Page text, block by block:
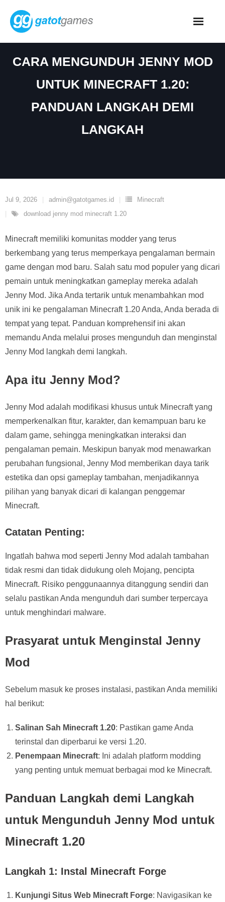
content
CARA MENGUNDUH JENNY MOD
UNTUK MINECRAFT 1.20:
PANDUAN LANGKAH DEMI
LANGKAH
Jul 9, 2026 admin@gatotgames.id
Minecraft
download jenny mod minecraft 1.20
Minecraft memiliki komunitas modder yang terus
berkembang yang terus memperkaya pengalaman bermain
game dengan mod baru. Salah satu mod populer yang dicari
pemain untuk meningkatkan gameplay mereka adalah
Jenny Mod. Jika Anda tertarik untuk menambahkan mod
unik ini ke pengalaman Minecraft 1.20 Anda, Anda berada di
tempat yang tepat. Panduan komprehensif ini akan
memandu Anda melalui proses mengunduh dan menginstal
Jenny Mod langkah demi langkah.
Apa itu Jenny Mod?
Jenny Mod adalah modifikasi khusus untuk Minecraft yang
memperkenalkan fitur, karakter, dan kemampuan baru ke
dalam game, sehingga meningkatkan interaksi dan
pengalaman pemain. Meskipun banyak mod menawarkan
perubahan fungsional, Jenny Mod memberikan daya tarik
estetika dan opsi gameplay tambahan, menjadikannya
pilihan yang banyak dicari di kalangan penggemar
Minecraft.
Catatan Penting:
Ingatlah bahwa mod seperti Jenny Mod adalah tambahan
tidak resmi dan tidak didukung oleh Mojang, pencipta
Minecraft. Risiko penggunaannya ditanggung sendiri dan
selalu pastikan Anda mengunduh dari sumber terpercaya
untuk menghindari malware.
Prasyarat untuk Menginstal Jenny
Mod
Sebelum masuk ke proses instalasi, pastikan Anda memiliki
hal berikut:
Salinan Sah Minecraft 1.20: Pastikan game Anda
terinstal dan diperbarui ke versi 1.20.
Penempaan Minecraft: Ini adalah platform modding
yang penting untuk memuat berbagai mod ke Minecraft.
Panduan Langkah demi Langkah
untuk Mengunduh Jenny Mod untuk
Minecraft 1.20
Langkah 1: Instal Minecraft Forge
Kunjungi Situs Web Minecraft Forge: Navigasikan ke